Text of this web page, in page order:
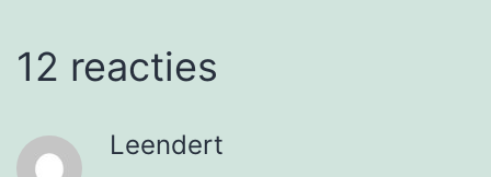
12 reacties
Leendert